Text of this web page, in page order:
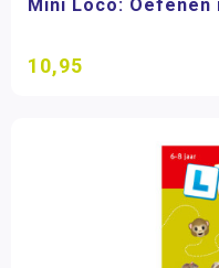
Mini Loco: Oefenen
10,95